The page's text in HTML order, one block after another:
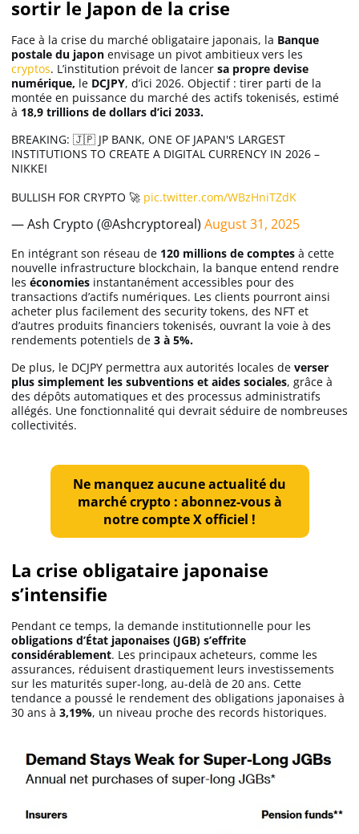
sortir le Japon de la crise
Face à la crise du marché obligataire japonais, la Banque
postale du japon envisage un pivot ambitieux vers les
cryptos. L’institution prévoit de lancer sa propre devise
numérique, le DCJPY, d’ici 2026. Objectif : tirer parti de la
montée en puissance du marché des actifs tokenisés, estimé
à 18,9 trillions de dollars d’ici 2033.
BREAKING: 🇯🇵 JP BANK, ONE OF JAPAN'S LARGEST
INSTITUTIONS TO CREATE A DIGITAL CURRENCY IN 2026 –
NIKKEI
BULLISH FOR CRYPTO 🚀 pic.twitter.com/WBzHniTZdK
— Ash Crypto (@Ashcryptoreal) August 31, 2025
En intégrant son réseau de 120 millions de comptes à cette
nouvelle infrastructure blockchain, la banque entend rendre
les économies instantanément accessibles pour des
transactions d’actifs numériques. Les clients pourront ainsi
acheter plus facilement des security tokens, des NFT et
d’autres produits financiers tokenisés, ouvrant la voie à des
rendements potentiels de 3 à 5%.
De plus, le DCJPY permettra aux autorités locales de verser
plus simplement les subventions et aides sociales, grâce à
des dépôts automatiques et des processus administratifs
allégés. Une fonctionnalité qui devrait séduire de nombreuses
collectivités.
Ne manquez aucune actualité du
marché crypto : abonnez-vous à
notre compte X officiel !
La crise obligataire japonaise
s’intensifie
Pendant ce temps, la demande institutionnelle pour les
obligations d’État japonaises (JGB) s’effrite
considérablement. Les principaux acheteurs, comme les
assurances, réduisent drastiquement leurs investissements
sur les maturités super-long, au-delà de 20 ans. Cette
tendance a poussé le rendement des obligations japonaises à
30 ans à 3,19%, un niveau proche des records historiques.